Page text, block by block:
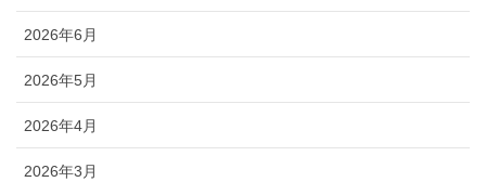
2026年6月
2026年5月
2026年4月
2026年3月